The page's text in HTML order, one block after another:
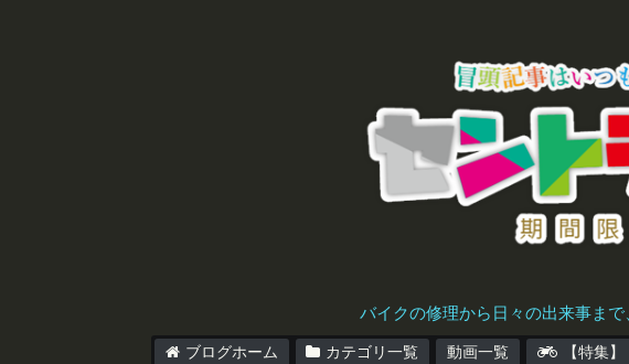
バイクの修理から日々の出来事ま
ブログホーム カテゴリ一覧 動画一覧 【特集】